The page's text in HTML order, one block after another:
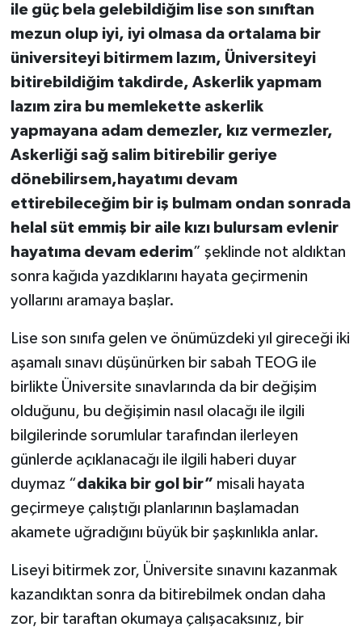
ile güç bela gelebildiğim lise son sınıftan
mezun olup iyi, iyi olmasa da ortalama bir
üniversiteyi bitirmem lazım, Üniversiteyi
bitirebildiğim takdirde, Askerlik yapmam
lazım zira bu memlekette askerlik
yapmayana adam demezler, kız vermezler,
Askerliği sağ salim bitirebilir geriye
dönebilirsem,hayatımı devam
ettirebileceğim bir iş bulmam ondan sonrada
helal süt emmiş bir aile kızı bulursam evlenir
hayatıma devam ederim” şeklinde not aldıktan
sonra kağıda yazdıklarını hayata geçirmenin
yollarını aramaya başlar.
Lise son sınıfa gelen ve önümüzdeki yıl gireceği iki
aşamalı sınavı düşünürken bir sabah TEOG ile
birlikte Üniversite sınavlarında da bir değişim
olduğunu, bu değişimin nasıl olacağı ile ilgili
bilgilerinde sorumlular tarafından ilerleyen
günlerde açıklanacağı ile ilgili haberi duyar
duymaz “dakika bir gol bir” misali hayata
geçirmeye çalıştığı planlarının başlamadan
akamete uğradığını büyük bir şaşkınlıkla anlar.
Liseyi bitirmek zor, Üniversite sınavını kazanmak
kazandıktan sonra da bitirebilmek ondan daha
zor, bir taraftan okumaya çalışacaksınız, bir